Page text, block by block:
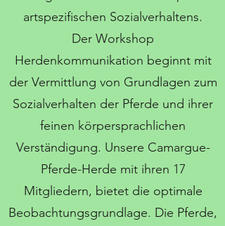
artspezifischen Sozialverhaltens.
Der Workshop
Herdenkommunikation beginnt mit
der Vermittlung von Grundlagen zum
Sozialverhalten der Pferde und ihrer
feinen körpersprachlichen
Verständigung. Unsere Camargue-
Pferde-Herde mit ihren 17
Mitgliedern, bietet die optimale
Beobachtungsgrundlage. Die Pferde,